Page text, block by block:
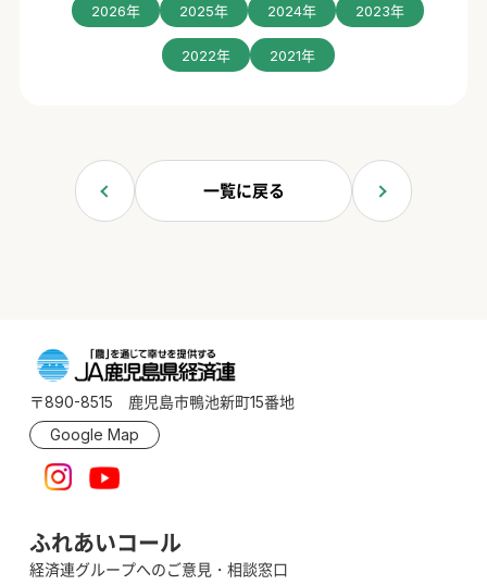
2026年 2025年 2024年 2023年
2022年 2021年
一覧に戻る
〒890-8515 鹿児島市鴨池新町15番地
Google Map
ふれあいコール
経済連グループへのご意見・相談窓口